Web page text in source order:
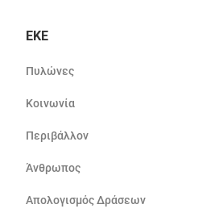
ΕΚΕ
Πυλώνες
Κοινωνία
Περιβάλλον
Άνθρωπος
Απολογισμός Δράσεων